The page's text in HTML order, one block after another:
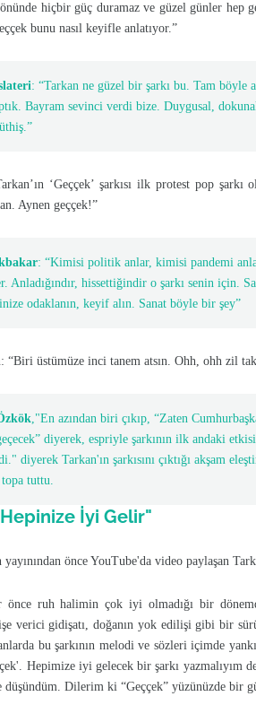
hiçbir güç duramaz ve güzel günler
bunu nasıl keyifle anlatıyor.”
: “Tarkan ne güzel bir şarkı bu. Tam böyle
Bayram sevinci verdi bize. Duygusal,
‘Geççek’ şarkısı ilk protest pop
Aynen geççek!”
: “Kimisi politik anlar, kimisi pandemi
Anladığındır, hissettiğindir o şarkı senin için.
odaklanın, keyif alın. Sanat böyle bir şey”
: “Biri üstümüze inci tanem atsın. Ohh, ohh zil
,"En azından biri çıkıp, “Zaten
diyerek, espriyle şarkının ilk andaki
diyerek Tarkan'ın şarkısını çıktığı akşam
topa tuttu.
İyi Gelir"
yayınından önce YouTube'da video paylaşan
önce ruh halimin çok iyi olmadığı bir
verici gidişatı, doğanın yok edilişi gibi bir
bu şarkının melodi ve sözleri içimde
Hepimize iyi gelecek bir şarkı
Dilerim ki “Geççek” yüzünüzde bir